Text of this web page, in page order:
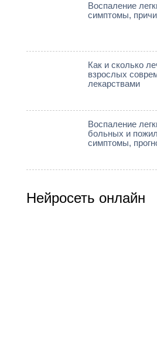
Воспаление
симптомы,
Как и сколько
взрослых
лекарствами
Воспаление
больных и
симптомы,
Нейросеть онлайн